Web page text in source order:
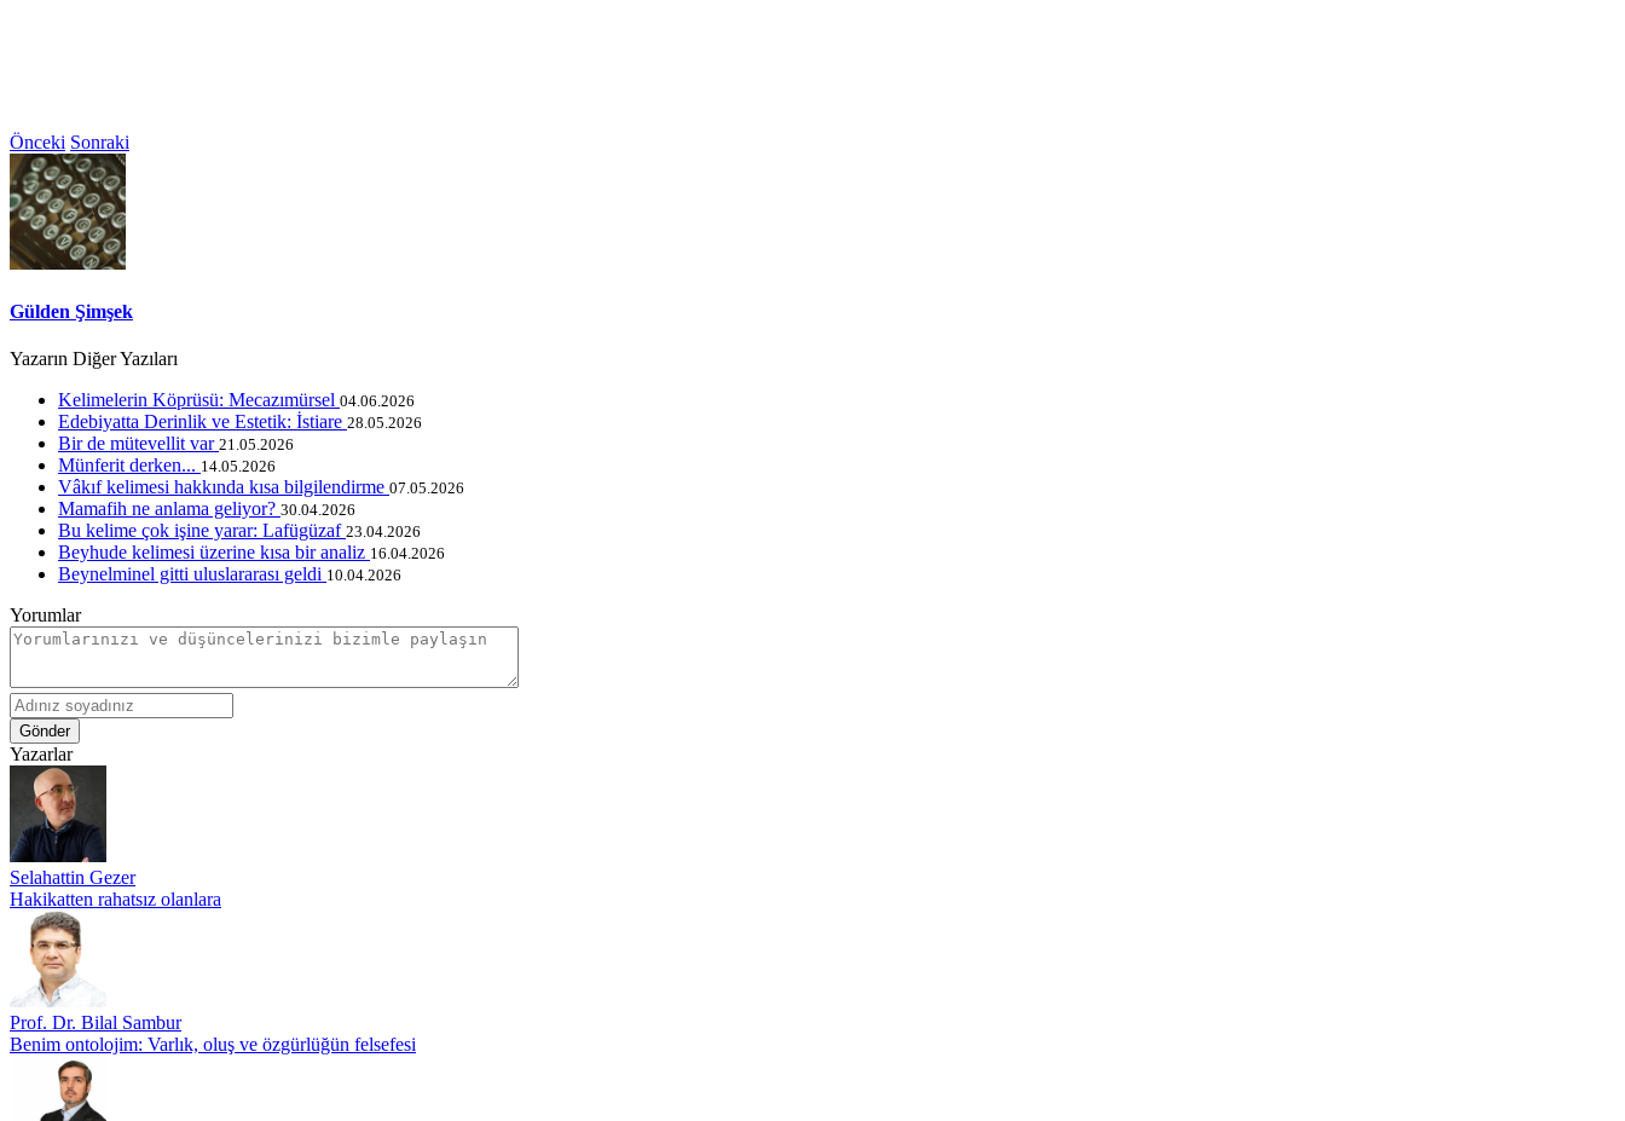
Önceki Sonraki
Gülden Şimşek
Yazarın Diğer Yazıları
Kelimelerin Köprüsü: Mecazımürsel 04.06.2026
Edebiyatta Derinlik ve Estetik: İstiare 28.05.2026
Bir de mütevellit var 21.05.2026
Münferit derken... 14.05.2026
Vâkıf kelimesi hakkında kısa bilgilendirme 07.05.2026
Mamafih ne anlama geliyor? 30.04.2026
Bu kelime çok işine yarar: Lafügüzaf 23.04.2026
Beyhude kelimesi üzerine kısa bir analiz 16.04.2026
Beynelminel gitti uluslararası geldi 10.04.2026
Yorumlar
Gönder
Yazarlar
Selahattin Gezer
Hakikatten rahatsız olanlara
Prof. Dr. Bilal Sambur
Benim ontolojim: Varlık, oluş ve özgürlüğün felsefesi